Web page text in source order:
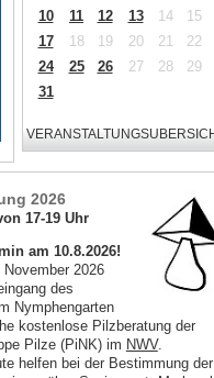
10
11 12 13 14 15
17
18 19 20 21 22
24
25 26 27 28 29
31
2026
17-19 Uhr
am 10.8.2026!
2026
des
Nymphengarten
kostenlose Pilzberatung der
Pilze (PiNK) im NWV.
helfen bei der Bestimmung der